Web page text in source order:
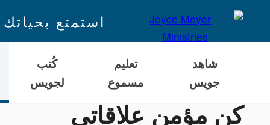
استمتع
شاهد
جويس
تعليم
مسموع
كُتب
لجويس
كن مؤمن علاقاتي